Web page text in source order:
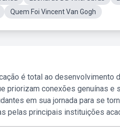
Quem Foi Vincent Van Gogh
é total ao desenvolvimento
priorizam conexões genuínas e
em sua jornada para se
pelas principais instituições